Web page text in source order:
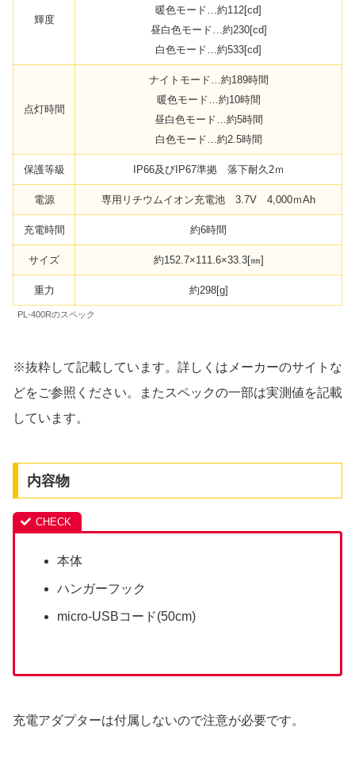
輝度
暖色モード…約112[cd]
昼白色モード…約230[cd]
白色モード…約533[cd]
点灯時間
ナイトモード…約189時間
暖色モード…約10時間
昼白色モード…約5時間
白色モード…約2.5時間
保護等級 IP66及びIP67準拠 落下耐久2ｍ
電源 専用リチウムイオン充電池 3.7V 4,000ｍAh
充電時間 約6時間
サイズ 約152.7×111.6×33.3[㎜]
重力 約298[g]
PL-400Rのスペック
※抜粋して記載しています。詳しくはメーカーのサイトな
どをご参照ください。またスペックの一部は実測値を記載
しています。
内容物
本体
ハンガーフック
micro-USBコード(50cm)
充電アダプターは付属しないので注意が必要です。